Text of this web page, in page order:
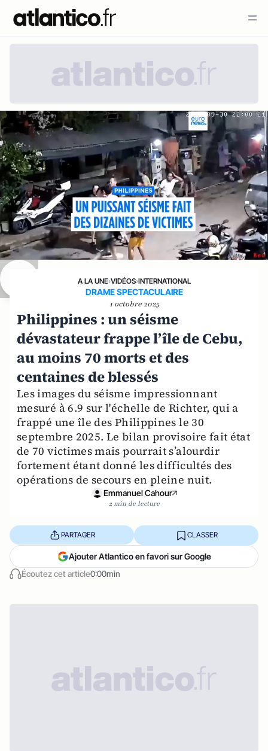
A LA UNE›VIDÉOS›INTERNATIONAL
DRAME SPECTACULAIRE
1 octobre 2025
Philippines : un séisme
dévastateur frappe l’île de Cebu,
au moins 70 morts et des
centaines de blessés
Les images du séisme impressionnant
mesuré à 6.9 sur l'échelle de Richter, qui a
frappé une île des Philippines le 30
septembre 2025. Le bilan provisoire fait état
de 70 victimes mais pourrait s’alourdir
fortement étant donné les difficultés des
opérations de secours en pleine nuit.
Emmanuel Cahour
2 min de lecture
Écoutez cet article0:00min
PARTAGER CLASSER
Ajouter Atlantico en favori sur Google